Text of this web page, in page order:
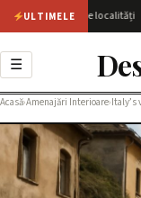
ULTIMELE
peste 60 de localități |
☰
Acasă›Amenajări Interioare›Italy’s